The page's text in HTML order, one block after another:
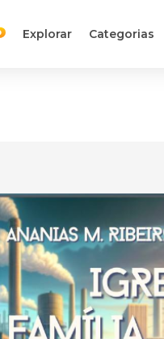
Explorar Categorias